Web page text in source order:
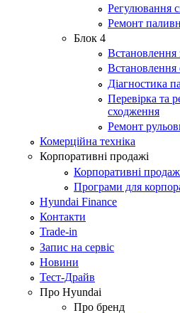
Регулювання
Ремонт
Блок 4
Встановлення
Встановлення
Діагностика
Перевірка та
сходження
Ремонт
Комерційна техніка
Корпоративні продажі
Корпоративні
Програми для
Hyundai Finance
Контакти
Trade-in
Запис на сервіс
Новини
Тест-Драйв
Про Hyundai
Про бренд